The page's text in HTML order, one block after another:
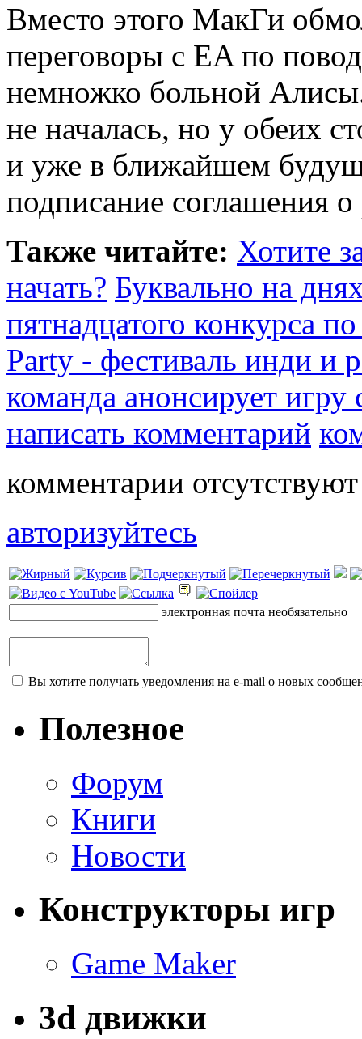
Вместо этого МакГи
переговоры с EA по
немножко больной
не началась, но у обеих
и уже в ближайшем
подписание соглашения
Также читайте: Хотите
начать? Буквально на
пятнадцатого конкурса
Party - фестиваль инди и
команда анонсирует
написать комментарий
комментарии отсутствуют
авторизуйтесь
электронная почта необязательно
Вы хотите получать уведомления на e-mail о новых
Полезное
Форум
Книги
Новости
Конструкторы игр
Game Maker
3d движки